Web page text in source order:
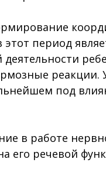
период
реакции.
под
в работе
его речевой